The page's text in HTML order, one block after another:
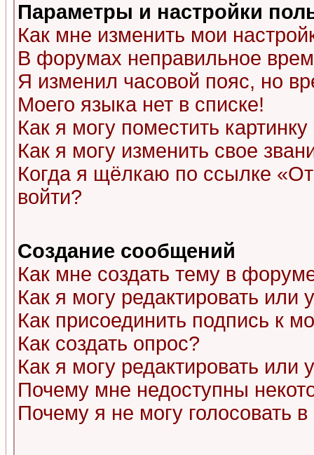
Параметры и настройки
Как мне изменить мои
В форумах неправильное
Я изменил часовой пояс, но
Моего языка нет в списке!
Как я могу поместить
Как я могу изменить свое
Когда я щёлкаю по ссылке
войти?
Создание сообщений
Как мне создать тему в
Как я могу редактировать или
Как присоединить подпись к
Как создать опрос?
Как я могу редактировать или
Почему мне недоступны
Почему я не могу голосовать